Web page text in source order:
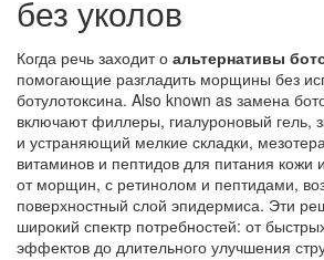
без уколов
Когда речь заходит о альтернативы
помогающие разгладить морщины без
ботулотоксина. Also known as замена
включаютфиллеры, гиалуроновый
и устраняющий мелкие складки,
витаминов и пептидов для питания кожи
от морщин, с ретинолом и пептидами,
поверхностный слой эпидермиса. Эти
широкий спектр потребностей: от
эффектов до длительного улучшения